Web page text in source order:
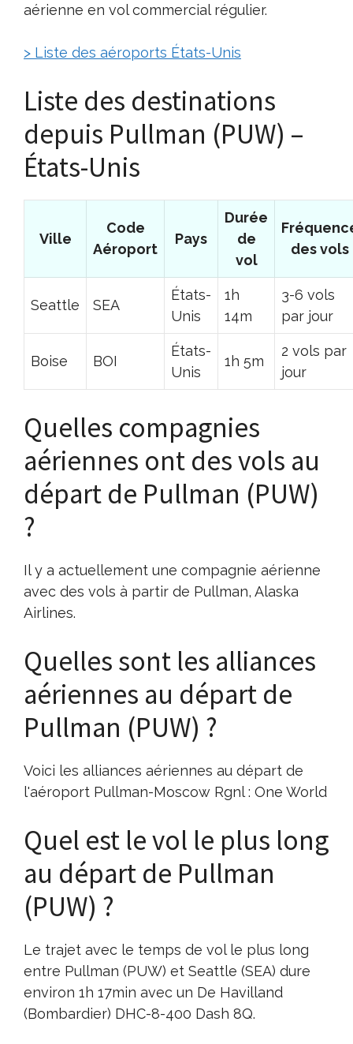
aérienne en vol commercial régulier.
> Liste des aéroports États-Unis
Liste des destinations
depuis Pullman (PUW) –
États-Unis
Ville
Code
Aéroport
Pays
Durée
de
vol
des vols
Seattle SEA
États-
Unis
1h
14m
3-6 vols
par jour
Boise BOI
États-
Unis
1h 5m
2 vols par
jour
Quelles compagnies
aériennes ont des vols au
départ de Pullman (PUW)
?
Il y a actuellement une compagnie aérienne
avec des vols à partir de Pullman, Alaska
Airlines.
Quelles sont les alliances
aériennes au départ de
Pullman (PUW) ?
Voici les alliances aériennes au départ de
l'aéroport Pullman-Moscow Rgnl : One World
Quel est le vol le plus long
au départ de Pullman
(PUW) ?
Le trajet avec le temps de vol le plus long
entre Pullman (PUW) et Seattle (SEA) dure
environ 1h 17min avec un De Havilland
(Bombardier) DHC-8-400 Dash 8Q.